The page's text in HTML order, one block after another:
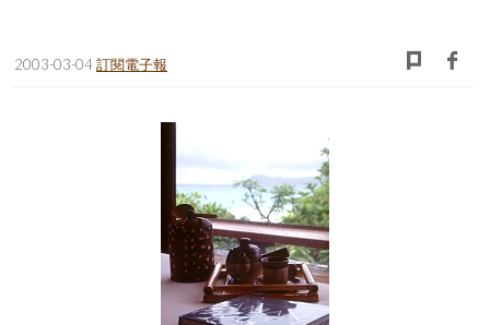
2003-03-04訂閱電子報